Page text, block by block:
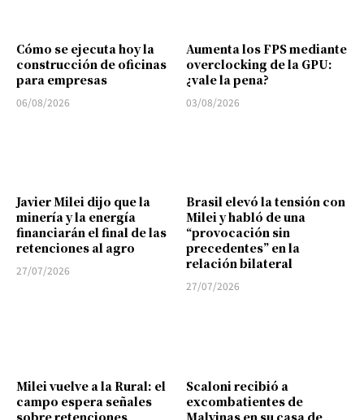
Cómo se ejecuta hoy la
construcción de oficinas
para empresas
06/08/2026
Aumenta los FPS mediante
overclocking de la GPU:
¿vale la pena?
03/08/2026
Javier Milei dijo que la
minería y la energía
financiarán el final de las
retenciones al agro
27/07/2026
Brasil elevó la tensión con
Milei y habló de una
“provocación sin
precedentes” en la
relación bilateral
27/07/2026
Milei vuelve a la Rural: el
campo espera señales
sobre retenciones,
Scaloni recibió a
excombatientes de
Malvinas en su casa de